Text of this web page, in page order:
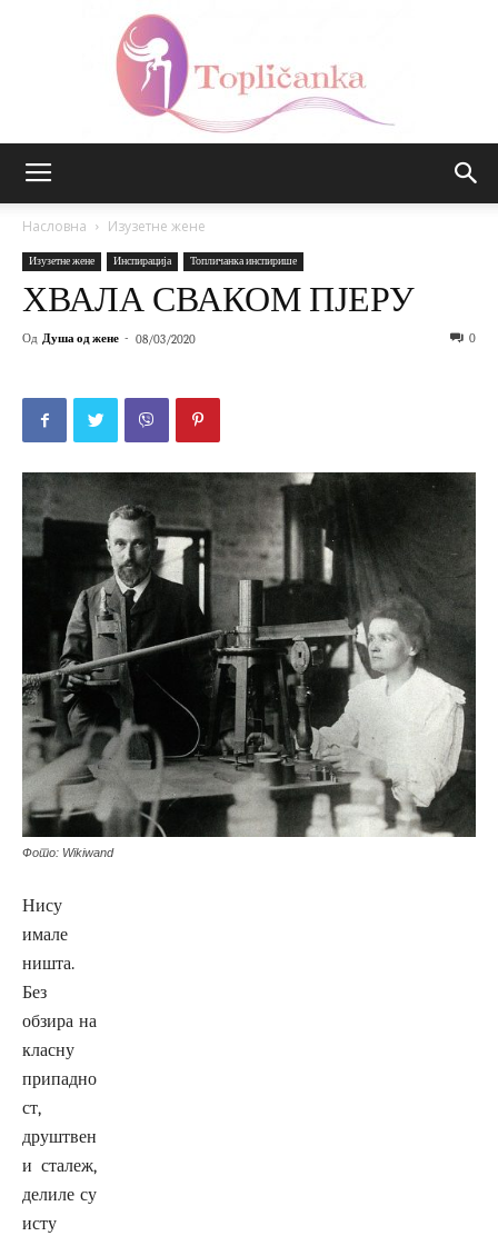
Насловна Изузетне жене
Изузетне жене Инспирација Топличанка инспирише
ХВАЛА СВАКОМ ПЈЕРУ
Од Душа од жене - 08/03/2020 0
Фото: Wikiwand
Нису
имале
ништа.
Без
обзира на
класну
припадно
ст,
друштвен
и сталеж,
делиле су
исту